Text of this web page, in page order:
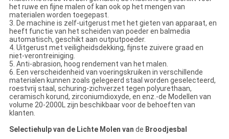
het ruwe en fijne malen of kan ook op het mengen van
materialen worden toegepast.
3. De machine is zelf-uitgerust met het gieten van apparaat, en
heeft functie van het scheiden van poeder en balmedia
automatisch, geschikt aan outputpoeder.
4. Uitgerust met veiligheidsdekking, fijnste zuivere graad en
niet-verontreiniging.
5. Anti-abrasion, hoog rendement van het malen.
6. Een verscheidenheid van voeringskruiken in verschillende
materialen kunnen zoals gelegeerd staal worden geselecteerd,
roestvrij staal, schuring-zichverzet tegen polyurethaan,
ceramisch korund, zirconiumdioxyde, en enz.-de Modellen van
volume 20-2000L zijn beschikbaar voor de behoeften van
klanten.
Selectiehulp van de Lichte Molen van de Broodjesbal